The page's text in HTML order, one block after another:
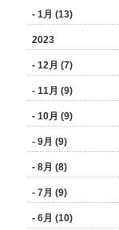
- 1月 (13)
2023
- 12月 (7)
- 11月 (9)
- 10月 (9)
- 9月 (9)
- 8月 (8)
- 7月 (9)
- 6月 (10)